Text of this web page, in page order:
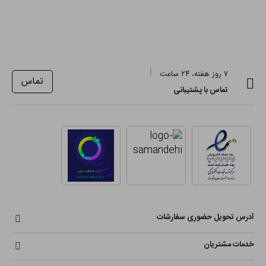
۷ روز هفته، ۲۴ ساعت
تماس با پشتیبانی
تماس
آدرس تحویل حضوری سفارشات
خدمات مشتریان